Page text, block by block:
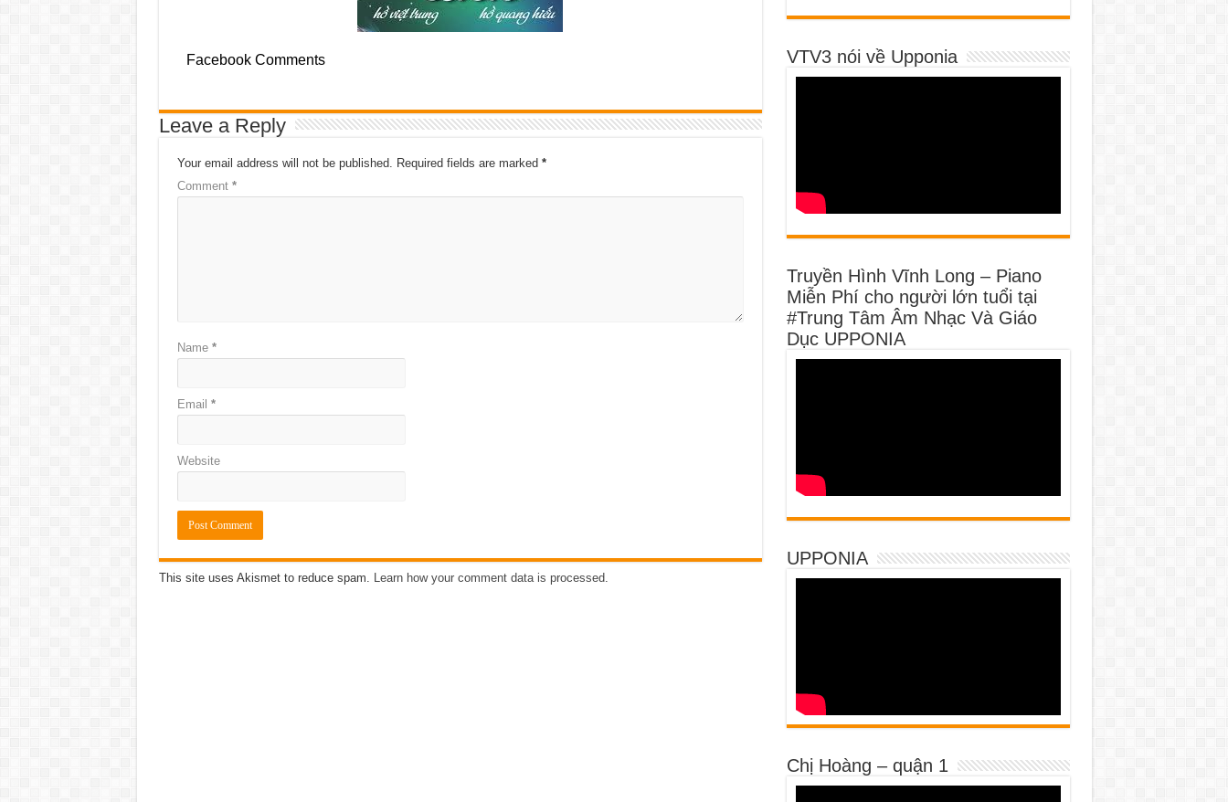
Facebook Comments
Leave a Reply
Your email address will not be published. Required fields are marked *
Comment *
Name *
Email *
Website
This site uses Akismet to reduce spam. Learn how your comment data is processed.
VTV3 nói về Upponia
Truyền Hình Vĩnh Long – Piano
Miễn Phí cho người lớn tuổi tại
#Trung Tâm Âm Nhạc Và Giáo
Dục UPPONIA
UPPONIA
Chị Hoàng – quận 1